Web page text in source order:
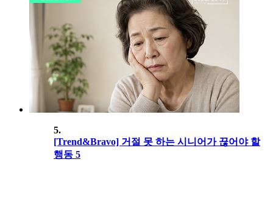
5.
[Trend&Bravo] 거절 못 하는 시니어가 끊어야 할
행동 5